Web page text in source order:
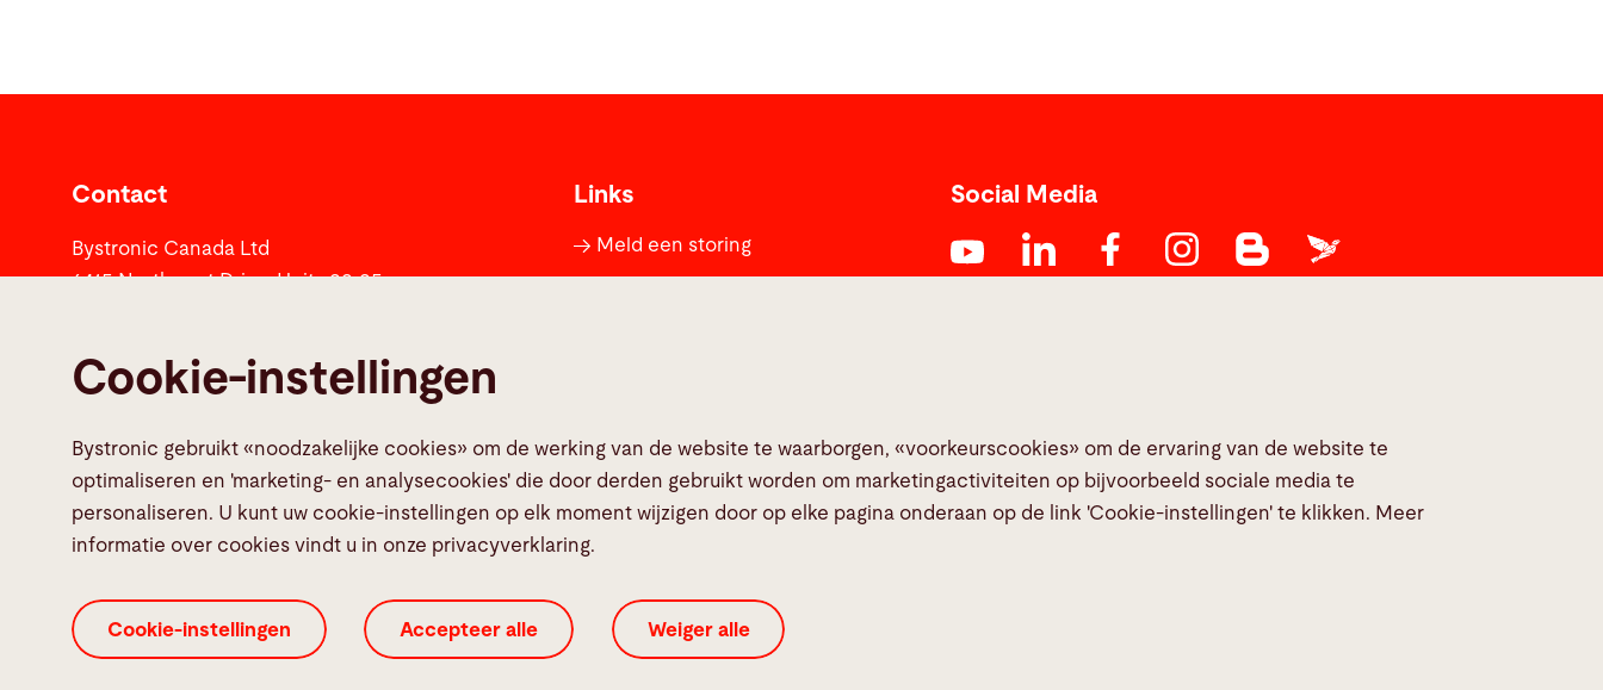
Contact
Bystronic Canada Ltd
6415 Northwest Drive, Units 33-35
Links
Meld een storing
Social Media
Algemene contractvoorwaarden Colofon Cookie-instellingen
Juridische informatie
Cookie-instellingen
Bystronic gebruikt «noodzakelijke cookies» om de werking van de website te waarborgen, «voorkeurscookies» om de ervaring van de website te
optimaliseren en 'marketing- en analysecookies' die door derden gebruikt worden om marketingactiviteiten op bijvoorbeeld sociale media te
personaliseren. U kunt uw cookie-instellingen op elk moment wijzigen door op elke pagina onderaan op de link 'Cookie-instellingen' te klikken. Meer
informatie over cookies vindt u in onze privacyverklaring.
Cookie-instellingen Accepteer alle Weiger alle